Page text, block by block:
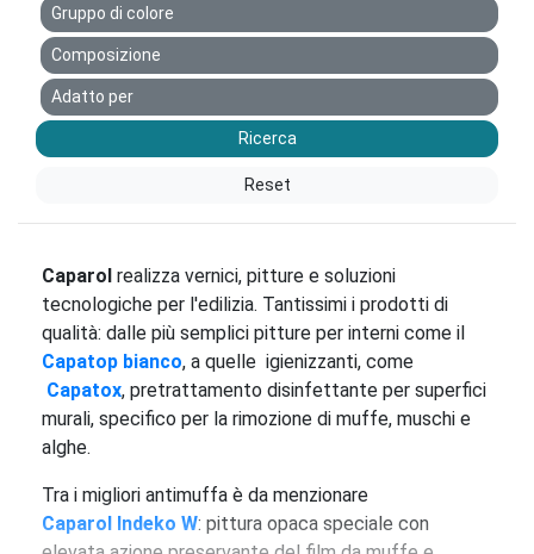
Gruppo di colore
Composizione
Adatto per
Ricerca
Reset
Caparol realizza vernici, pitture e soluzioni
tecnologiche per l'edilizia. Tantissimi i prodotti di
qualità: dalle più semplici pitture per interni come il
Capatop bianco, a quelle igienizzanti, come
Capatox, pretrattamento disinfettante per superfici
murali, specifico per la rimozione di muffe, muschi e
alghe.
Tra i migliori antimuffa è da menzionare
Caparol Indeko W: pittura opaca speciale con